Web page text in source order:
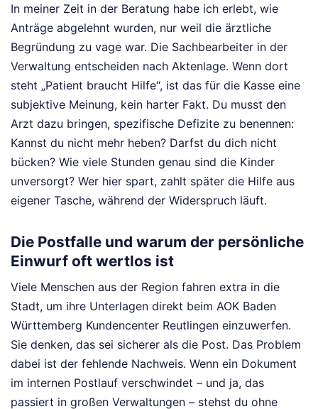
In meiner Zeit in der Beratung habe ich erlebt, wie
Anträge abgelehnt wurden, nur weil die ärztliche
Begründung zu vage war. Die Sachbearbeiter in der
Verwaltung entscheiden nach Aktenlage. Wenn dort
steht „Patient braucht Hilfe“, ist das für die Kasse eine
subjektive Meinung, kein harter Fakt. Du musst den
Arzt dazu bringen, spezifische Defizite zu benennen:
Kannst du nicht mehr heben? Darfst du dich nicht
bücken? Wie viele Stunden genau sind die Kinder
unversorgt? Wer hier spart, zahlt später die Hilfe aus
eigener Tasche, während der Widerspruch läuft.
Die Postfalle und warum der persönliche
Einwurf oft wertlos ist
Viele Menschen aus der Region fahren extra in die
Stadt, um ihre Unterlagen direkt beim AOK Baden
Württemberg Kundencenter Reutlingen einzuwerfen.
Sie denken, das sei sicherer als die Post. Das Problem
dabei ist der fehlende Nachweis. Wenn ein Dokument
im internen Postlauf verschwindet – und ja, das
passiert in großen Verwaltungen – stehst du ohne